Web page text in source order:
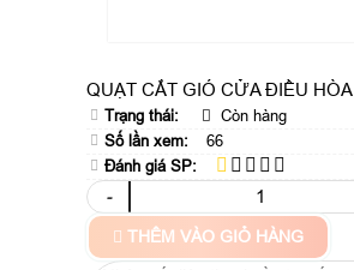
QUẠT CẮT GIÓ CỬA ĐIỀU HÒA
Trạng thái:
Còn hàng
Số lần xem:
66
Đánh giá SP:
-
THÊM VÀO GIỎ HÀNG